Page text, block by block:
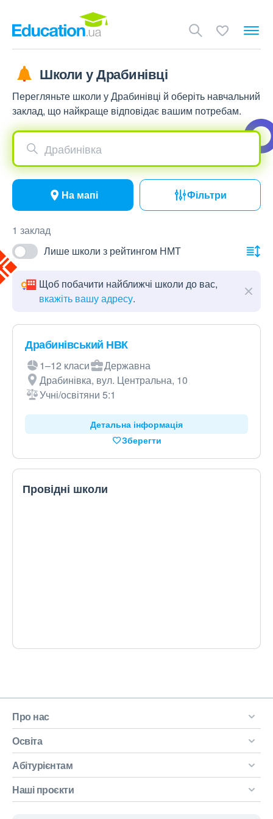
Школи у Драбинівці
Перегляньте школи у Драбинівці й оберіть навчальний
заклад, що найкраще відповідає вашим потребам.
Драбинівка
На мапі Фільтри
1 заклад
Лише школи з рейтингом НМТ
Щоб побачити найближчі школи до вас,
вкажіть вашу адресу.
Драбинівський НВК
1–12 класи
Державна
Драбинівка, вул. Центральна, 10
Учні/освітяни 5:1
Детальна інформація
Зберегти
Провідні школи
Про нас
Освіта
Абітурієнтам
Наші проєкти